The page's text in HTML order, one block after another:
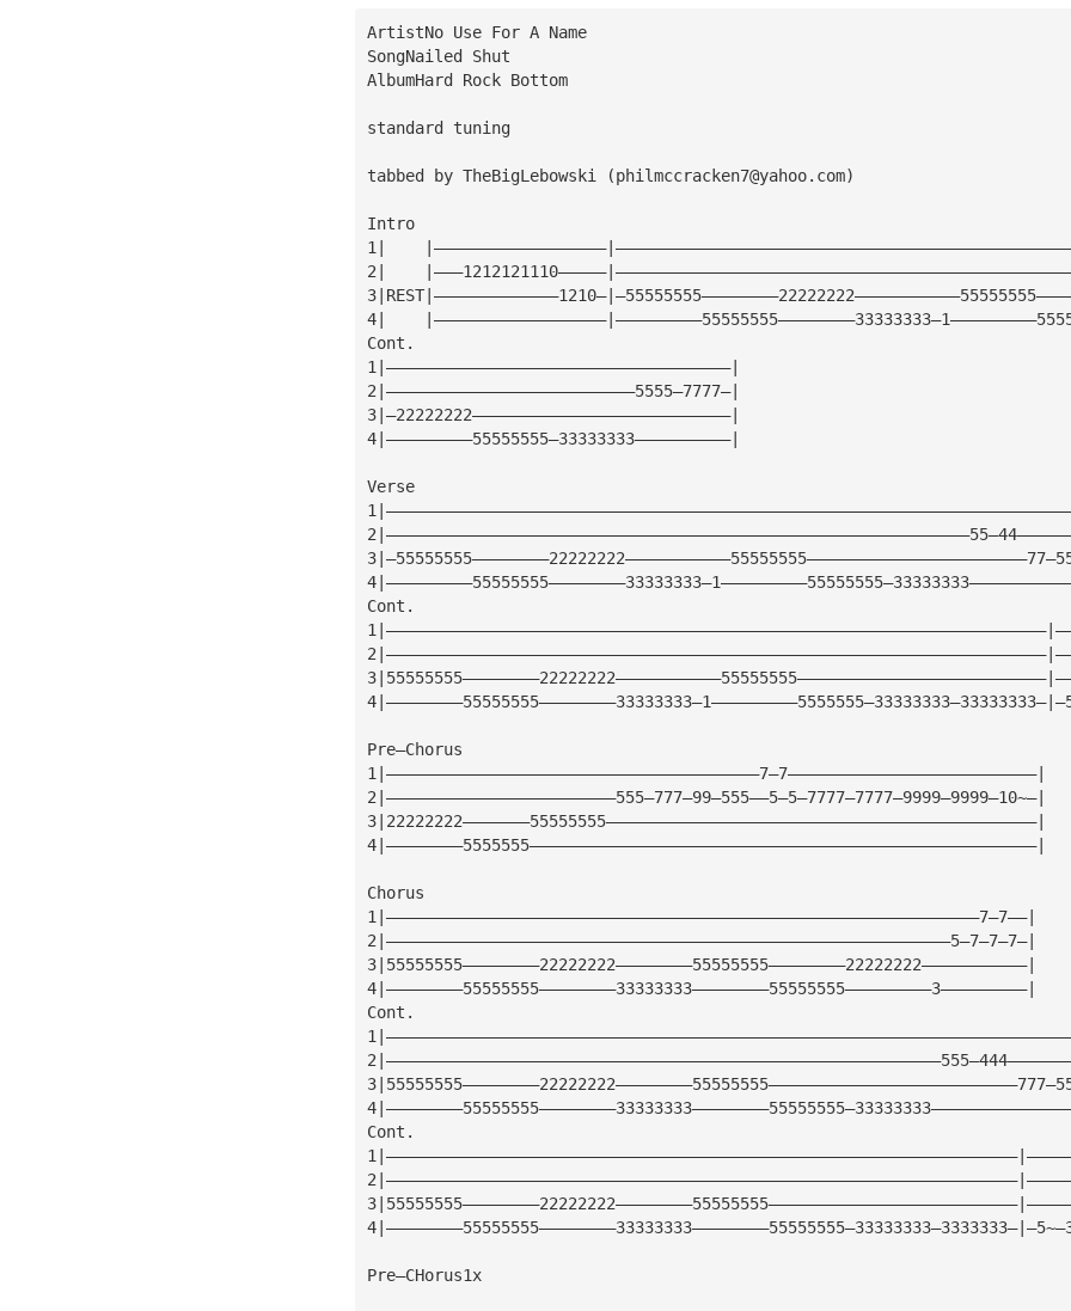
ArtistNo Use For A Name
SongNailed Shut
AlbumHard Rock Bottom
standard tuning
tabbed by TheBigLebowski (philmccracken7@yahoo.com)
Intro
1|
2|
4|
Cont.
1|————————————————————————————————————|
2|——————————————————————————5555—7777—|
3|—22222222———————————————————————————|
4|—————————55555555—33333333——————————|
Verse
Cont.
Pre—Chorus
1|———————————————————————————————————————7—7——————————————————————————|
2|————————————————————————555—777—99—555——5—5—7777—7777—9999—9999—10~—|
3|22222222———————55555555—————————————————————————————————————————————|
4|————————5555555—————————————————————————————————————————————————————|
Chorus
1|——————————————————————————————————————————————————————————————7—7——|
2|———————————————————————————————————————————————————————————5—7—7—7—|
3|55555555————————22222222————————55555555————————22222222———————————|
4|————————55555555————————33333333————————55555555—————————3—————————|
Cont.
Cont.
Pre—CHorus1x